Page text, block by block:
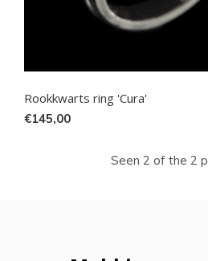
Rookkwarts ring 'Cura'
€145,00
Seen 2 of the 2